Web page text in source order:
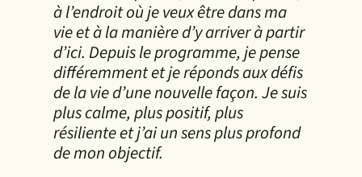
à l’endroit où je veux être dans ma
vie et à la manière d’y arriver à partir
d’ici. Depuis le programme, je pense
différemment et je réponds aux défis
de la vie d’une nouvelle façon. Je suis
plus calme, plus positif, plus
résiliente et j’ai un sens plus profond
de mon objectif.